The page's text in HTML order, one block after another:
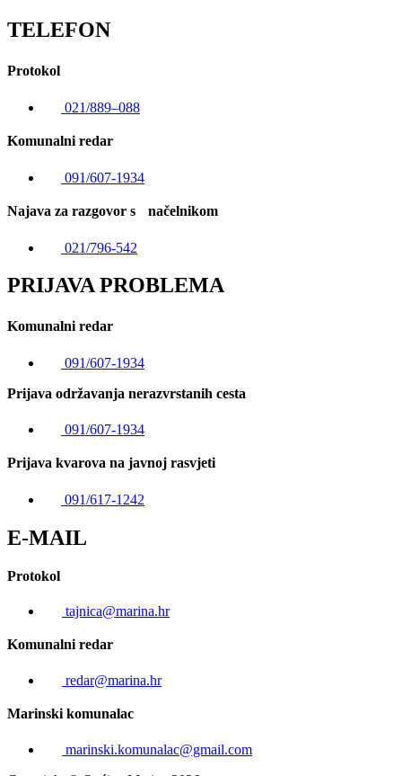
TELEFON
Protokol
021/889–088
Komunalni redar
091/607-1934
Najava za razgovor s načelnikom
021/796-542
PRIJAVA PROBLEMA
Komunalni redar
091/607-1934
Prijava održavanja nerazvrstanih cesta
091/607-1934
Prijava kvarova na javnoj rasvjeti
091/617-1242
E-MAIL
Protokol
tajnica@marina.hr
Komunalni redar
redar@marina.hr
Marinski komunalac
marinski.komunalac@gmail.com